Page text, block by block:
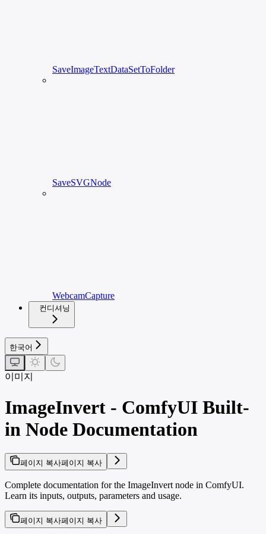
SaveImageTextDataSetToFolder
SaveSVGNode
WebcamCapture
컨디셔닝
한국어
이미지
ImageInvert - ComfyUI Built-
in Node Documentation
페이지 복사페이지 복사
Complete documentation for the ImageInvert node in ComfyUI.
Learn its inputs, outputs, parameters and usage.
페이지 복사페이지 복사